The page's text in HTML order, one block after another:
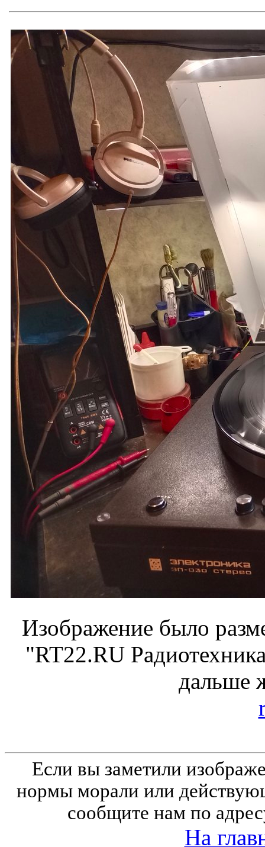
Изображение было
"RT22.RU
дальше
Если вы заметили
нормы морали или
сообщите нам по
На